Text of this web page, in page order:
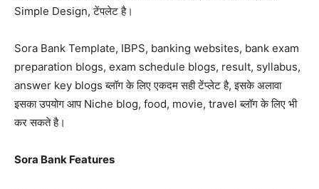
Simple Design, टेंपलेट है।
Sora Bank Template, IBPS, banking websites, bank exam
preparation blogs, exam schedule blogs, result, syllabus,
answer key blogs ब्लॉग के लिए एकदम सही टेंप्लेट है, इसके अलावा
इसका उपयोग आप Niche blog, food, movie, travel ब्लॉग के लिए भी
कर सकते है।
Sora Bank Features